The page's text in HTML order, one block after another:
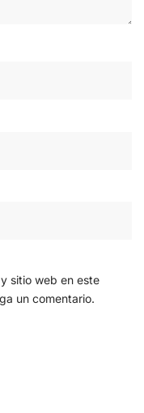
sitio web en este
un comentario.